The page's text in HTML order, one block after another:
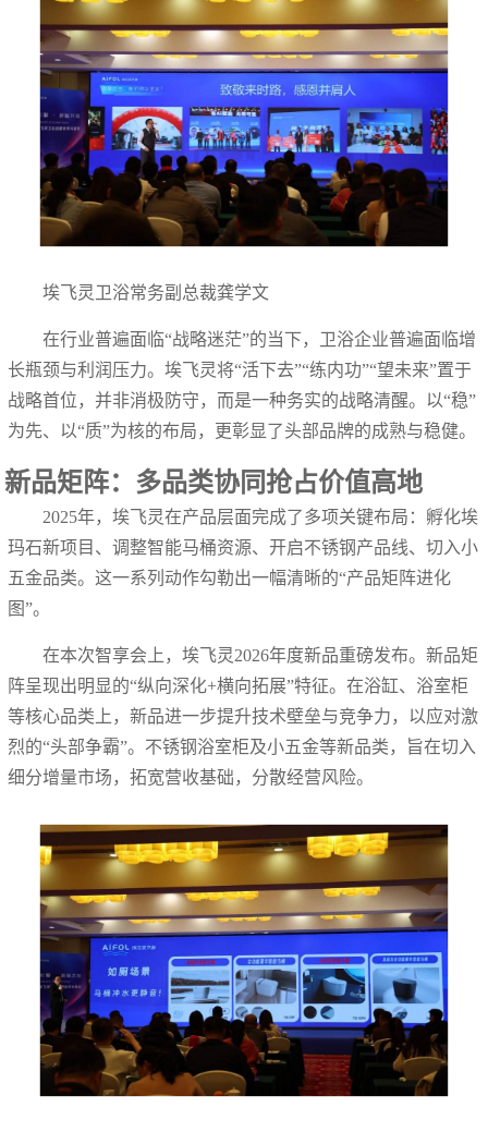
埃飞灵卫浴常务副总裁龚学文
在行业普遍面临“战略迷茫”的当下，卫浴企业普遍面临增
长瓶颈与利润压力。埃飞灵将“活下去”“练内功”“望未来”置于
战略首位，并非消极防守，而是一种务实的战略清醒。以“稳”
为先、以“质”为核的布局，更彰显了头部品牌的成熟与稳健。
新品矩阵：多品类协同抢占价值高地
2025年，埃飞灵在产品层面完成了多项关键布局：孵化埃
玛石新项目、调整智能马桶资源、开启不锈钢产品线、切入小
五金品类。这一系列动作勾勒出一幅清晰的“产品矩阵进化
图”。
在本次智享会上，埃飞灵2026年度新品重磅发布。新品矩
阵呈现出明显的“纵向深化+横向拓展”特征。在浴缸、浴室柜
等核心品类上，新品进一步提升技术壁垒与竞争力，以应对激
烈的“头部争霸”。不锈钢浴室柜及小五金等新品类，旨在切入
细分增量市场，拓宽营收基础，分散经营风险。